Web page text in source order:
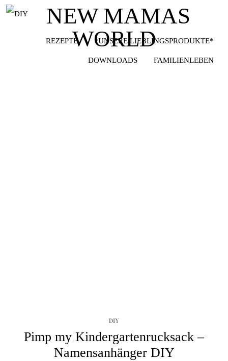
DIY
REZEPTE *UNSERE LIEBLINGSPRODUKTE*
DOWNLOADS FAMILIENLEBEN
DIY
Pimp my Kindergartenrucksack –
Namensanhänger DIY